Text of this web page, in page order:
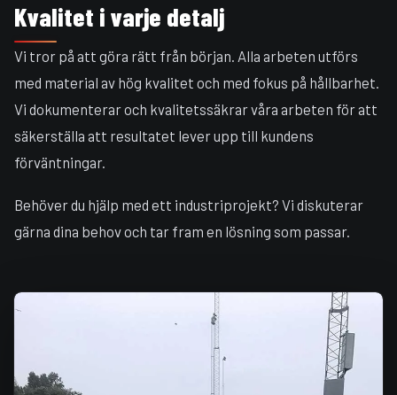
Kvalitet i varje detalj
Vi tror på att göra rätt från början. Alla arbeten utförs
med material av hög kvalitet och med fokus på hållbarhet.
Vi dokumenterar och kvalitetssäkrar våra arbeten för att
säkerställa att resultatet lever upp till kundens
förväntningar.
Behöver du hjälp med ett industriprojekt? Vi diskuterar
gärna dina behov och tar fram en lösning som passar.